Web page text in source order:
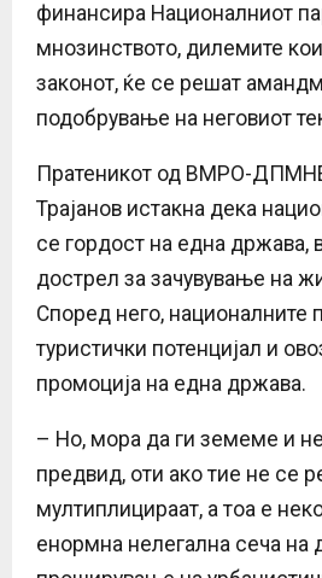
финансира Националниот
мнозинството, дилемите
законот, ќе се решат
подобрување на неговиот
Пратеникот од ВМРО-
Трајанов истакна дека
се гордост на една држава,
дострел за зачувување на
Според него, националните
туристички потенцијал и
промоција на една држава.
– Но, мора да ги земеме и
предвид, оти ако тие не се
мултиплицираат, а тоа е
енормна нелегална сеча на